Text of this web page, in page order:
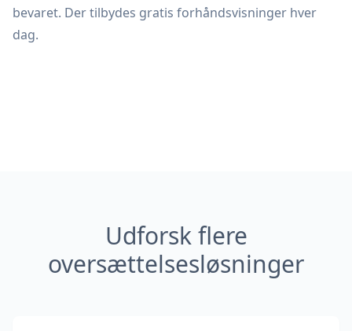
bevaret. Der tilbydes gratis forhåndsvisninger hver
dag.
Udforsk flere
oversættelsesløsninger